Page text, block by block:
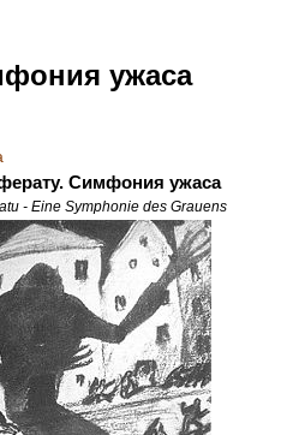
ужаса
Симфония ужаса
- Eine Symphonie des Grauens